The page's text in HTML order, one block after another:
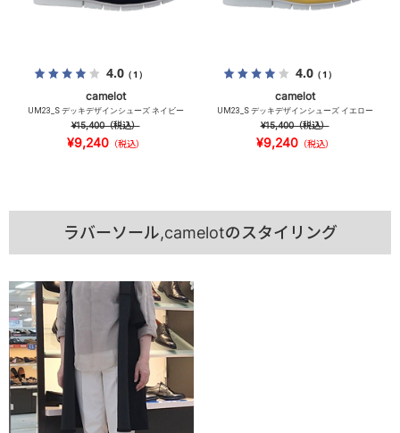
4.0（1）
camelot
UM23_S デッキデザインシューズ ネイビー
¥15,400（税込）
¥9,240（税込）
4.0（1）
camelot
UM23_S デッキデザインシューズ イエロー
¥15,400（税込）
¥9,240（税込）
ラバーソール,camelotのスタイリング